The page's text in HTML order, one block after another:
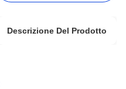
Descrizione Del Prodotto